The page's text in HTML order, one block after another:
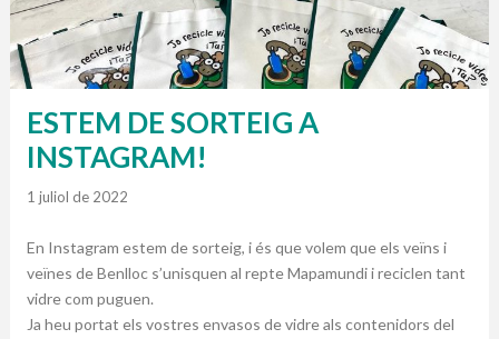
ESTEM DE SORTEIG A
INSTAGRAM!
1 juliol de 2022
En Instagram estem de sorteig, i és que volem que els veïns i
veïnes de Benlloc s’unisquen al repte Mapamundi i reciclen tant
vidre com puguen.
Ja heu portat els vostres envasos de vidre als contenidors del